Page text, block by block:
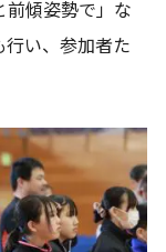
前傾姿勢で」な
行い、参加者た